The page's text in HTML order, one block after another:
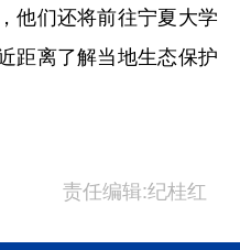
他们还将前往宁夏大学
距离了解当地生态保护
责任编辑:纪桂红